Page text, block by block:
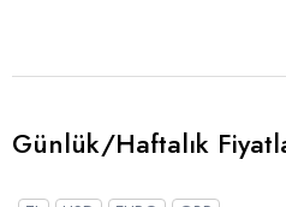
Günlük/Haftalık